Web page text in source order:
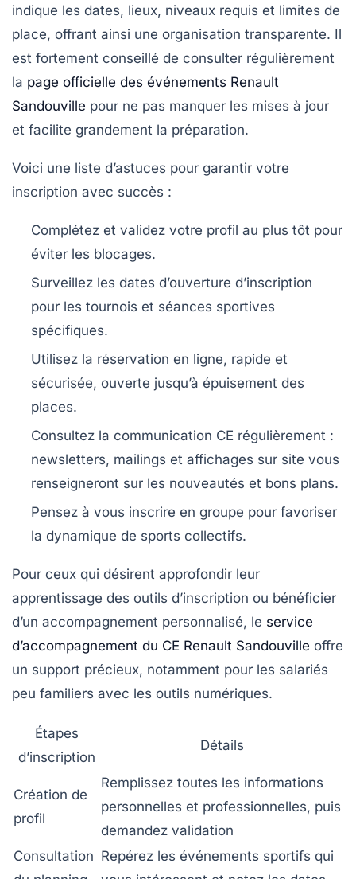
indique les dates, lieux, niveaux requis et limites de
place, offrant ainsi une organisation transparente. Il
est fortement conseillé de consulter régulièrement
la page officielle des événements Renault
Sandouville pour ne pas manquer les mises à jour
et facilite grandement la préparation.
Voici une liste d’astuces pour garantir votre
inscription avec succès :
Complétez et validez votre profil au plus tôt pour
éviter les blocages.
Surveillez les dates d’ouverture d’inscription
pour les tournois et séances sportives
spécifiques.
Utilisez la réservation en ligne, rapide et
sécurisée, ouverte jusqu’à épuisement des
places.
Consultez la communication CE régulièrement :
newsletters, mailings et affichages sur site vous
renseigneront sur les nouveautés et bons plans.
Pensez à vous inscrire en groupe pour favoriser
la dynamique de sports collectifs.
Pour ceux qui désirent approfondir leur
apprentissage des outils d’inscription ou bénéficier
d’un accompagnement personnalisé, le service
d’accompagnement du CE Renault Sandouville offre
un support précieux, notamment pour les salariés
peu familiers avec les outils numériques.
Étapes
d’inscription
Détails
Création de
profil
Remplissez toutes les informations
personnelles et professionnelles, puis
demandez validation
Consultation Repérez les événements sportifs qui